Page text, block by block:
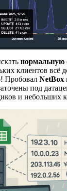
нормальную
клиентов всё
Пробовал NetBox
под
и небольших